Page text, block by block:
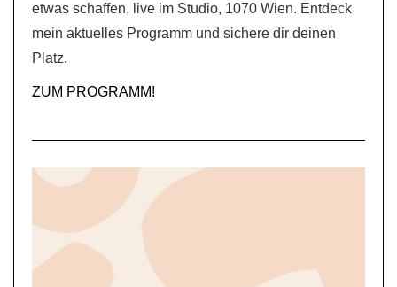
etwas schaffen, live im Studio, 1070 Wien. Entdeck
mein aktuelles Programm und sichere dir deinen
Platz.
ZUM PROGRAMM!